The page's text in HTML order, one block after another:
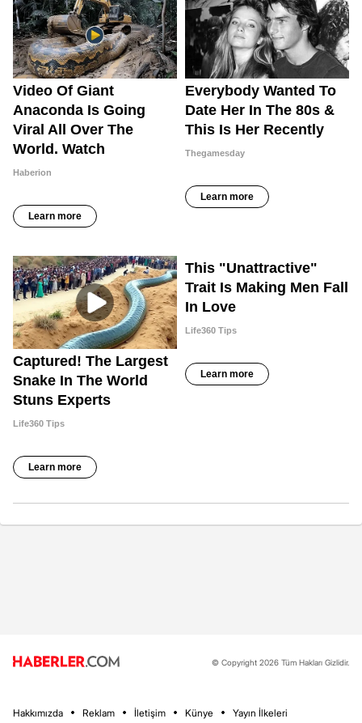
© Copyright 2026 Tüm Hakları Gizlidir.
Hakkımızda Reklam İletişim Künye Yayın İlkeleri